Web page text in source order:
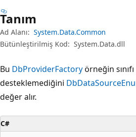
Tanım
Ad Alanı: System.Data.Common
Bütünleştirilmiş Kod: System.Data.dll
Bu DbProviderFactoryörneğin
desteklemediğini
değer alır.
C#